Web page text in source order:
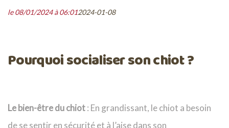
le 08/01/2024 à 06:012024-01-08
Pourquoi socialiser son chiot ?
Le bien-être du chiot: En grandissant, le chiot a besoin
de se sentir en sécurité et à l’aise dans son